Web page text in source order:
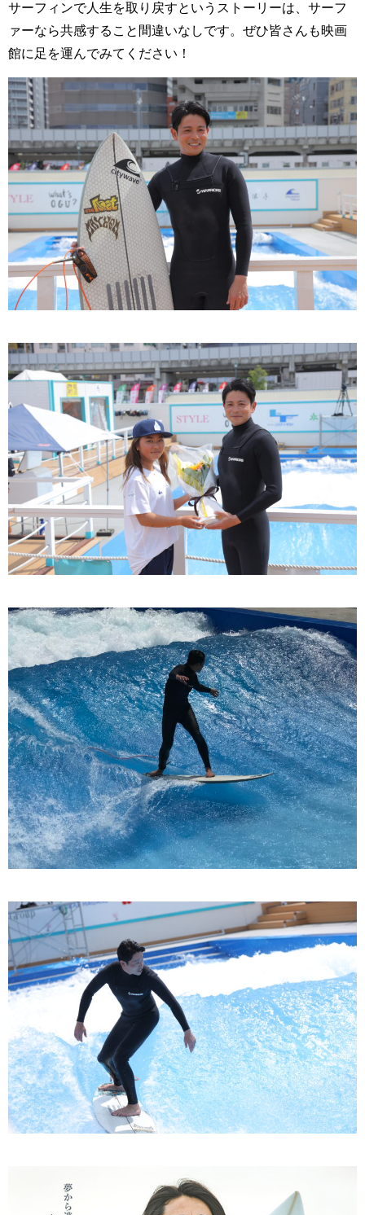
サーフィンで人生を取り戻すというストーリーは、サーフ
ァーなら共感すること間違いなしです。ぜひ皆さんも映画
館に足を運んでみてください！